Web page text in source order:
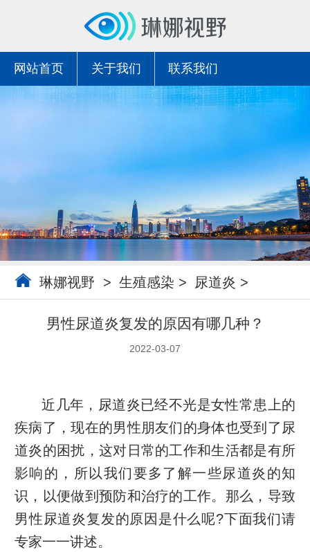
网站首页 关于我们 联系我们
琳娜视野 > 生殖感染 > 尿道炎 >
男性尿道炎复发的原因有哪几种？
2022-03-07
近几年，尿道炎已经不光是女性常患上的
疾病了，现在的男性朋友们的身体也受到了尿
道炎的困扰，这对日常的工作和生活都是有所
影响的，所以我们要多了解一些尿道炎的知
识，以便做到预防和治疗的工作。那么，导致
男性尿道炎复发的原因是什么呢?下面我们请
专家一一讲述。